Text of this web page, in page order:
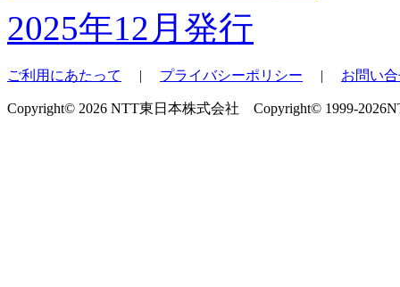
2025年12月発行
ご利用にあたって | プライバシーポリシー | お問い
Copyright© 2026 NTT東日本株式会社 Copyright© 1999-